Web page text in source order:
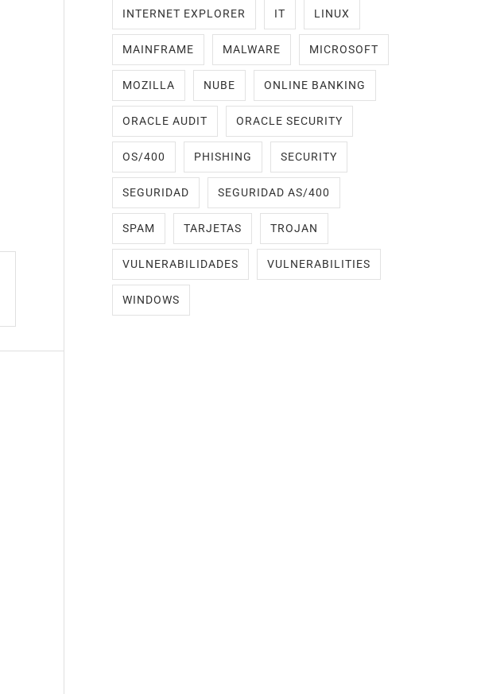
INTERNET EXPLORER IT LINUX
MAINFRAME MALWARE MICROSOFT
MOZILLA NUBE ONLINE BANKING
ORACLE AUDIT ORACLE SECURITY
OS/400 PHISHING SECURITY
SEGURIDAD SEGURIDAD AS/400
SPAM TARJETAS TROJAN
VULNERABILIDADES VULNERABILITIES
WINDOWS